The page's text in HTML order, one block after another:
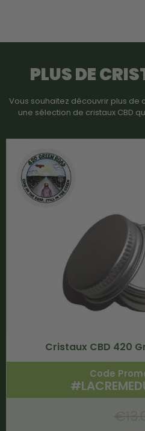
PLUS DE
Vous souhaitez découvrir plus de
une sélection de cristaux CBD
Cristaux CBD 420
Code